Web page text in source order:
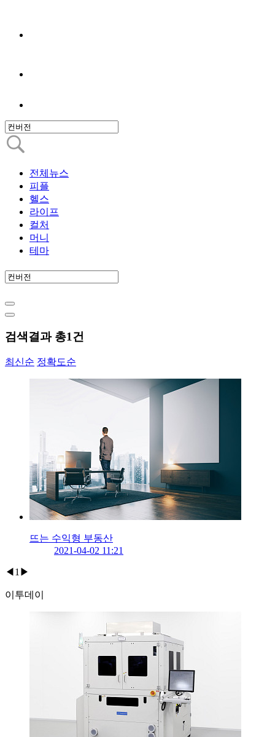
전체뉴스
피플
헬스
라이프
컬처
머니
테마
검색결과 총1건
최신순 정확도순
뜨는 수익형 부동산
2021-04-02 11:21
◀ 1 ▶
이투데이